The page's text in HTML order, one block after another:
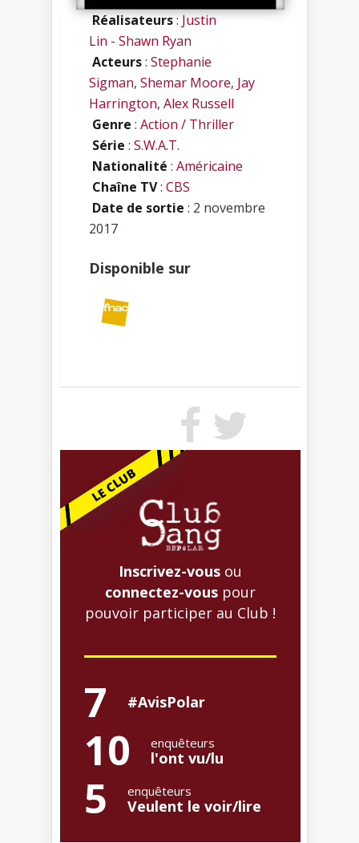
Réalisateurs:Justin
Lin - Shawn Ryan
Acteurs: Stephanie
Sigman, Shemar Moore, Jay
Harrington, Alex Russell
Genre : Action / Thriller
Série : S.W.A.T.
Nationalité : Américaine
Chaîne TV: CBS
Date de sortie : 2 novembre
2017
Disponible sur
Inscrivez-vous ou
connectez-vous pour
pouvoir participer au Club !
7 #AvisPolar
10 enquêteurs
l'ont vu/lu
5 enquêteurs
Veulent le voir/lire